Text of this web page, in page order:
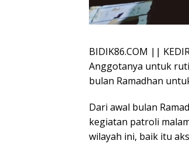
BIDIK86.COM ||
Anggotanya untuk
bulan Ramadhan
Dari awal bulan
kegiatan patroli
wilayah ini, baik itu